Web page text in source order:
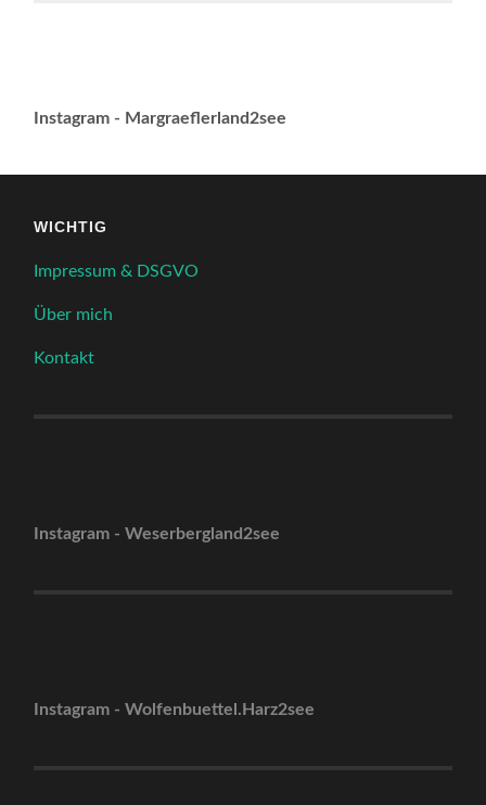
Instagram - Margraeflerland2see
WICHTIG
Impressum & DSGVO
Über mich
Kontakt
Instagram - Weserbergland2see
Instagram - Wolfenbuettel.Harz2see